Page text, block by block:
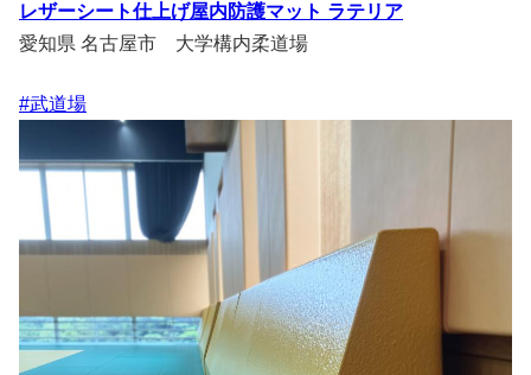
レザーシート仕上げ屋内防護マット ラテリア
愛知県 名古屋市 大学構内柔道場
#武道場